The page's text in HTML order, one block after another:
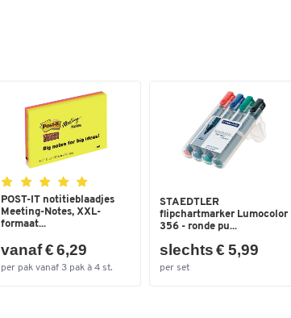
Inklapbaar
Leveringsomvang
Opbergbakje voor
markers,
padhouders
Magneethoudend
Materiaal onderstel staal
plaatstaal
Opvouwbare
Ja
POST-IT notitieblaadjes
Meeting-Notes, XXL-
formaat...
vanaf € 6,29
per pak vanaf 3 pak à 4 st.
STAEDTLER
flipchartmarker Lumocolor
356 - ronde pu...
slechts € 5,99
per set